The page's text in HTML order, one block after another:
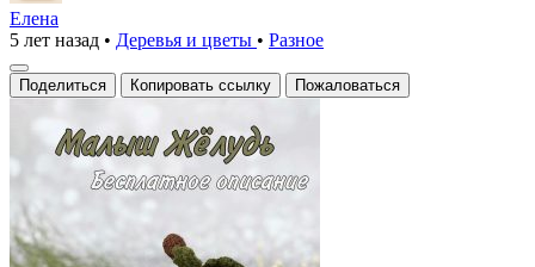
—
вязанная
осенняя
поделка
Елена
5 лет назад • Деревья и цветы • Разное
Поделиться Копировать ссылку Пожаловаться